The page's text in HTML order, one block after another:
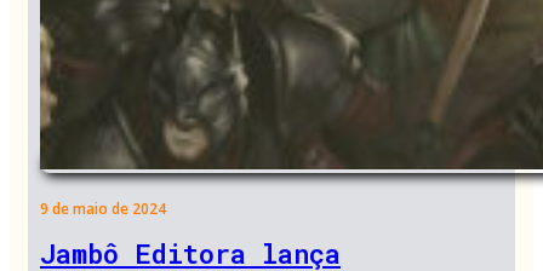
9 de maio de 2024
Jambô Editora lança